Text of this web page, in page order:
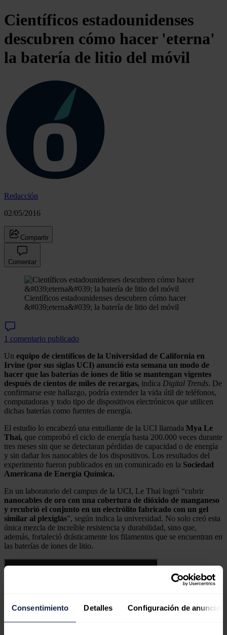
Consentimiento Detalles Configuración de anuncios
Científicos estadounidenses
descubren cómo hacer 'eterna'
la batería de litio del móvil
Redacción
02/05/2016
Compartir
Comentar
Científicos estadounidenses descubren cómo hacer
&#039;eterna&#039; la batería de litio del móvil
1 comentario publicado
Un equipo de científicos de la Universidad de California en
Irvine (por sus siglas UCI) anunció esta semana un modo de
hacer que las baterías de iones de litio se mantengan vigentes
después de cientos de miles de recargas, indica Digital Trends. De
confirmarse este hallazgo, podría extender la vida útil de teléfonos,
computadoras y todo tipo de dispositivos electrónicos que utilicen
dichas baterías como fuentes de energía.
El estudio lo encabezó una estudiante de la UCI llamada Mya Le
Thai, que comprobó el ciclo de energía hasta 200.000 veces durante
tres meses sin que se detectaran pérdidas de capacidad o de energía
y sin dañar los nanocables de los dispositivos. Los resultados del
experimento fueron publicados en un comunicado en la Sociedad
Americana de Energía Química.
En un laboratorio del campus de la UCI, Le Thai logró “cubrir
nanocables de oro con una cobertura de dióxido de manganeso
y recubrió el conjunto en un electrólito fabricado con un gel
similar al plexiglás”, según indica la universidad. No solo creó esta
única mezcla de increíble resistencia y durabilidad, sino que,
además, fortaleció drásticamente los filamentos que se encuentran en
las baterías de iones de litio.